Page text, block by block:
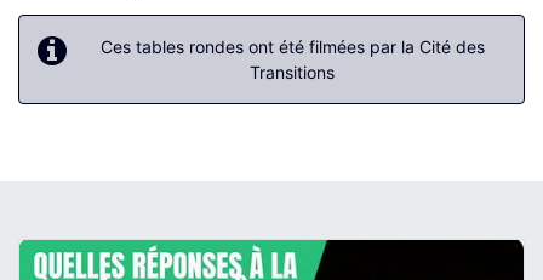
Ces tables rondes ont été filmées par la Cité des
Transitions